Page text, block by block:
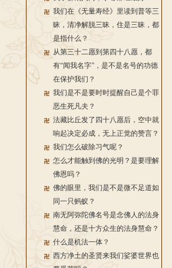
我们在《无量寿经》里读到普等三
昧，清净解脱三昧，住是三昧，都
是指什么？
从第三十二愿到第四十八愿，都
有“闻我名字”，是不是名号的功德
在保护我们？
我们是不是要时时提醒自己是个罪
恶生死凡夫？
法藏比丘发了四十八愿后，空中就
响起决定必成，无上正觉的赞言？
我们怎么破除习气呢？
怎么才能触到佛的光明？是要理解
佛恩吗？
佛的眼里，我们是不是微不足道如
同一只蚂蚁？
南无阿弥陀佛名号是念佛人的法身
慧命，还是十方众生的法身慧命？
什么是机法一体？
西方净土的圣贤来我们娑婆世界也